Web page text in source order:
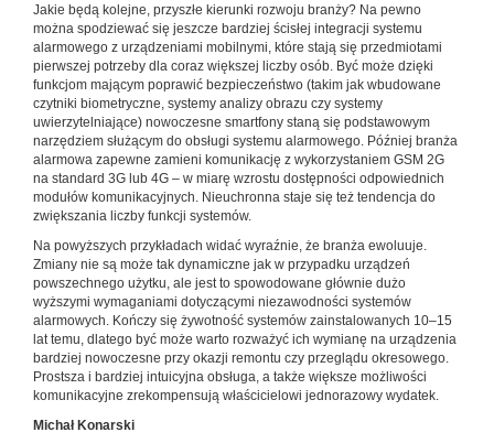
Jakie będą kolejne, przyszłe kierunki rozwoju branży? Na pewno
można spodziewać się jeszcze bardziej ścisłej integracji systemu
alarmowego z urządzeniami mobilnymi, które stają się przedmiotami
pierwszej potrzeby dla coraz większej liczby osób. Być może dzięki
funkcjom mającym poprawić bezpieczeństwo (takim jak wbudowane
czytniki biometryczne, systemy analizy obrazu czy systemy
uwierzytelniające) nowoczesne smartfony staną się podstawowym
narzędziem służącym do obsługi systemu alarmowego. Później branża
alarmowa zapewne zamieni komunikację z wykorzystaniem GSM 2G
na standard 3G lub 4G – w miarę wzrostu dostępności odpowiednich
modułów komunikacyjnych. Nieuchronna staje się też tendencja do
zwiększania liczby funkcji systemów.
Na powyższych przykładach widać wyraźnie, że branża ewoluuje.
Zmiany nie są może tak dynamiczne jak w przypadku urządzeń
powszechnego użytku, ale jest to spowodowane głównie dużo
wyższymi wymaganiami dotyczącymi niezawodności systemów
alarmowych. Kończy się żywotność systemów zainstalowanych 10–15
lat temu, dlatego być może warto rozważyć ich wymianę na urządzenia
bardziej nowoczesne przy okazji remontu czy przeglądu okresowego.
Prostsza i bardziej intuicyjna obsługa, a także większe możliwości
komunikacyjne zrekompensują właścicielowi jednorazowy wydatek.
Michał Konarski